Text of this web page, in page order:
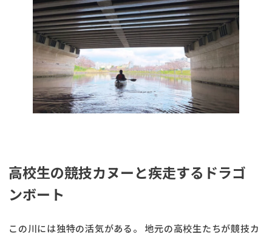
高校生の競技カヌーと疾走するドラゴ
ンボート
この川には独特の活気がある。 地元の高校生たちが競技カ